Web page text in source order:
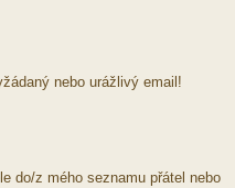
nebo urážlivý email!
do/z mého seznamu přátel nebo